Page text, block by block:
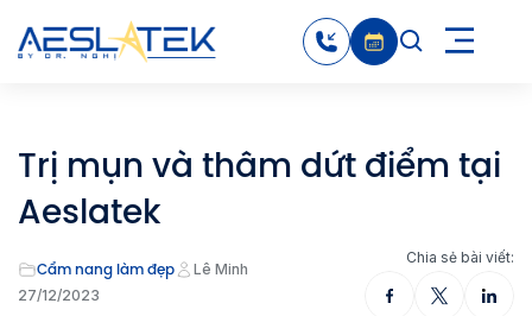
Trị mụn và thâm dứt điểm tại
Aeslatek
Cẩm nang làm đẹp
Lê Minh
27/12/2023
Chia sẻ bài viết: